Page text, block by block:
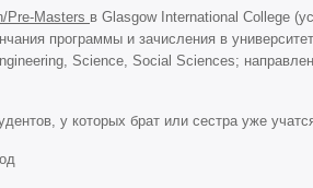
/Pre-Masters в Glasgow International College
программы и зачисления в
Science, Social Sciences;
у которых брат или сестра уже